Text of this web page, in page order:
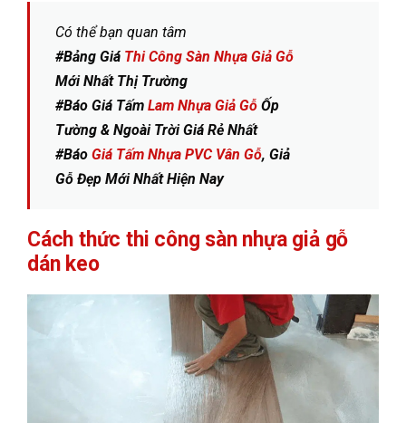
Có thể bạn quan tâm
#Bảng Giá Thi Công Sàn Nhựa Giả Gỗ
Mới Nhất Thị Trường
#Báo Giá Tấm Lam Nhựa Giả Gỗ Ốp
Tường & Ngoài Trời Giá Rẻ Nhất
#Báo Giá Tấm Nhựa PVC Vân Gỗ, Giả
Gỗ Đẹp Mới Nhất Hiện Nay
Cách thức thi công sàn nhựa giả gỗ
dán keo